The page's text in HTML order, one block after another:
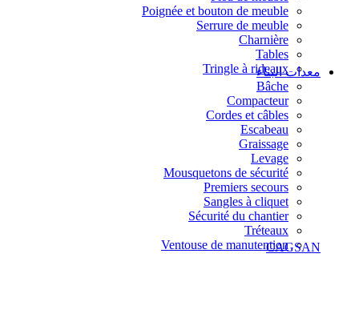
Poignée et bouton de meuble
Serrure de meuble
Charnière
Tables
Tringle à rideauxمعدات البناء
Bâche
Compacteur
Cordes et câbles
Escabeau
Graissage
Levage
Mousquetons de sécurité
Premiers secours
Sangles à cliquet
Sécurité du chantier
Tréteaux
Ventouse de manutentionCAGSAN